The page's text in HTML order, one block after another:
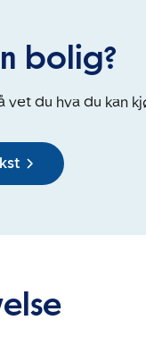
bolig?
vet du hva du kan